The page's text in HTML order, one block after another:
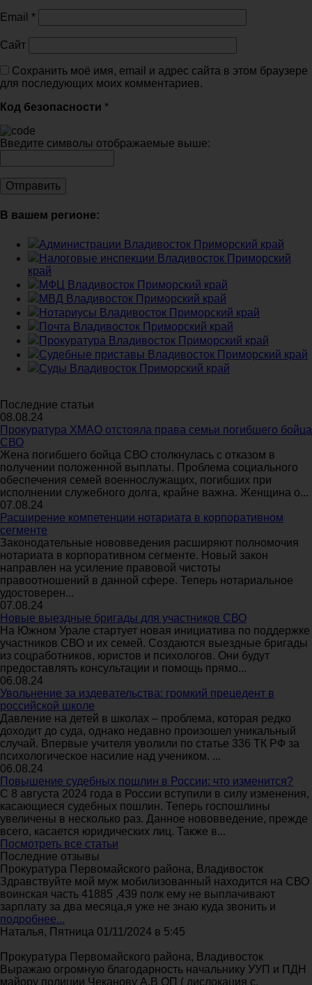
Email *
Сайт
Сохранить моё имя, email и адрес сайта в этом браузере
для последующих моих комментариев.
Код безопасности *
Введите символы отображаемые выше:
В вашем регионе:
Администрации Владивосток Приморский край
Налоговые инспекции Владивосток Приморский
край
МФЦ Владивосток Приморский край
МВД Владивосток Приморский край
Нотариусы Владивосток Приморский край
Почта Владивосток Приморский край
Прокуратура Владивосток Приморский край
Судебные приставы Владивосток Приморский край
Суды Владивосток Приморский край
Последние статьи
08.08.24
Прокуратура ХМАО отстояла права семьи погибшего бойца
СВО
Жена погибшего бойца СВО столкнулась с отказом в
получении положенной выплаты. Проблема социального
обеспечения семей военнослужащих, погибших при
исполнении служебного долга, крайне важна. Женщина о...
07.08.24
Расширение компетенции нотариата в корпоративном
сегменте
Законодательные нововведения расширяют полномочия
нотариата в корпоративном сегменте. Новый закон
направлен на усиление правовой чистоты
правоотношений в данной сфере. Теперь нотариальное
удостоверен...
07.08.24
Новые выездные бригады для участников СВО
На Южном Урале стартует новая инициатива по поддержке
участников СВО и их семей. Создаются выездные бригады
из соцработников, юристов и психологов. Они будут
предоставлять консультации и помощь прямо...
06.08.24
Увольнение за издевательства: громкий прецедент в
российской школе
Давление на детей в школах – проблема, которая редко
доходит до суда, однако недавно произошел уникальный
случай. Впервые учителя уволили по статье 336 ТК РФ за
психологическое насилие над учеником. ...
06.08.24
Повышение судебных пошлин в России: что изменится?
С 8 августа 2024 года в России вступили в силу изменения,
касающиеся судебных пошлин. Теперь госпошлины
увеличены в несколько раз. Данное нововведение, прежде
всего, касается юридических лиц. Также в...
Посмотреть все статьи
Последние отзывы
Прокуратура Первомайского района, Владивосток
Здравствуйте мой муж мобилизованный находится на СВО
воинская часть 41885 ,439 полк ему не выплачивают
зарплату за два месяца,я уже не знаю куда звонить и
подробнее...
Наталья, Пятница 01/11/2024 в 5:45
Прокуратура Первомайского района, Владивосток
Выражаю огромную благодарность начальнику УУП и ПДН
майору полиции Чеканову А.В ОП ( дислокация с.